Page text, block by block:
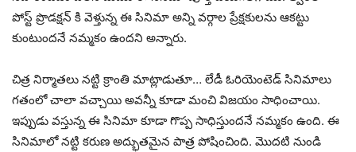
పోస్ట్ ప్రొడక్షన్ కి వెళ్తున్న ఈ సినిమా అన్ని వర్గాల ప్రేక్షకులను ఆకట్టు
కుంటుందనే నమ్మకం ఉందని అన్నారు.
చిత్ర నిర్మాతలు నట్టి క్రాంతి మాట్లాడుతూ… లేడీ ఓరియెంటెడ్ సినిమాలు
గతంలో చాలా వచ్చాయి అవన్నీ కూడా మంచి విజయం సాధించాయి.
ఇప్పుడు వస్తున్న ఈ సినిమా కూడా గొప్ప సాధిస్తుందనే నమ్మకం ఉంది. ఈ
సినిమాలో నట్టి కరుణ అద్భుతమైన పాత్ర పోషించింది. మొదటి నుండి